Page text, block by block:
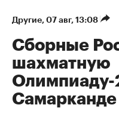
Другие⁠, 07 авг, 13:08
Сборные
шахматную
Олимпиаду-
Самарканде